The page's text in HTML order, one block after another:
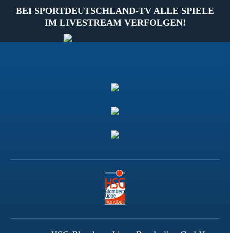
BEI SPORTDEUTSCHLAND-TV ALLE SPIELE
IM LIVESTREAM VERFOLGEN!